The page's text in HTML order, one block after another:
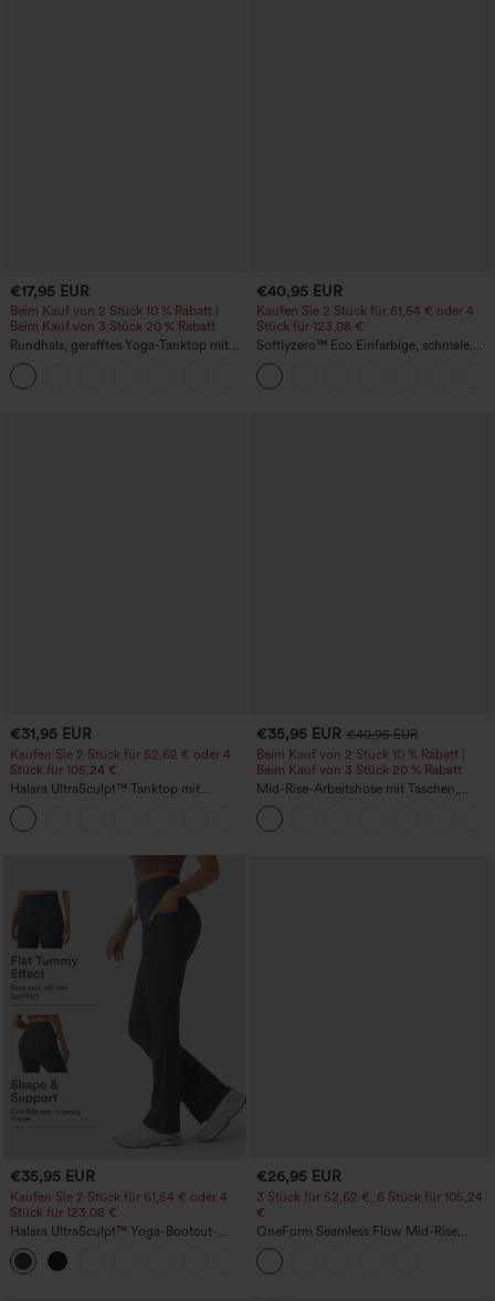
€17,95 EUR
Beim Kauf von 2 Stück 10 % Rabatt |
Beim Kauf von 3 Stück 20 % Rabatt
Rundhals, gerafftes Yoga-Tanktop mit
Cool-Touch-Effekt – UPF50+
€40,95 EUR
Kaufen Sie 2 Stück für 61,54 € oder 4
Stück für 123,08 €.
Softlyzero™ Eco Einfarbige, schmale,
hoch taillierte Wanderhose mit
mehreren Taschen
€31,95 EUR
Kaufen Sie 2 Stück für 52,62 € oder 4
Stück für 105,24 €.
Halara UltraSculpt™ Tanktop mit
Rundhalsausschnitt und
geschwungenem Saum
€35,95 EUR €40,95 EUR
Beim Kauf von 2 Stück 10 % Rabatt |
Beim Kauf von 3 Stück 20 % Rabatt
Mid-Rise-Arbeitshose mit Taschen,
Barrel-Leg und weiter Passform
€35,95 EUR
Kaufen Sie 2 Stück für 61,54 € oder 4
Stück für 123,08 €.
Halara UltraSculpt™ Yoga-Bootcut-
Leggings mit hoher Taille,
bauchformender Unterstützung und
Tasche
€26,95 EUR
3 Stück für 52,62 €, 6 Stück für 105,24
€
OneForm Seamless Flow Mid-Rise
Yoga-Leggings - mittelhoher Bund,
bauchformend und mit Po-Lifting-
Effekt